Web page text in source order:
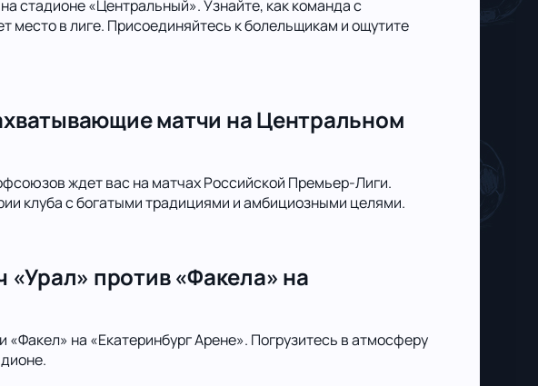
стадионе «Центральный». Узнайте, как команда с
в лиге. Присоединяйтесь к болельщикам и ощутите
матчи на Центральном
ждет вас на матчах Российской Премьер-Лиги.
клуба с богатыми традициями и амбициозными целями.
«Урал» против «Факела» на
на «Екатеринбург Арене». Погрузитесь в атмосферу